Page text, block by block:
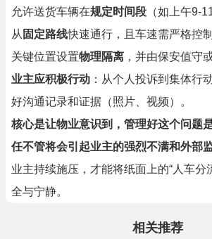
允许送货车辆在规定时间段 （如上午9-
从 固定路线快速通行，且车速需严格控制
关键位置设置物理隔离 ，并由保安值守
业主应积极行动 ：从个人投诉到集体行
好沟通记录和证据（照片、视频）。
核心是让物业意识到，管理好这个问题
任不管将会引起业主的强烈不满和外部
业主持续施压，才能将纸面上的“人车分
全与宁静。
相关推荐